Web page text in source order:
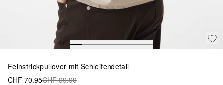
Feinstrickpullover mit Schleifendetail
CHF 70.95CHF 99.90